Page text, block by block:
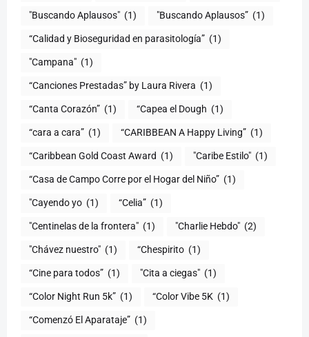
"Buscando Aplausos" (1) "Buscando Aplausos” (1)
(1)
"Campana" (1)
“Canciones Prestadas” by Laura Rivera (1)
“Canta Corazón” (1) “Capea el Dough (1)
“cara a cara” (1) “CARIBBEAN A Happy Living” (1)
(1) "Caribe Estilo" (1)
“Casa de Campo Corre por el Hogar del Niño” (1)
"Cayendo yo (1) (1)
"Centinelas de la frontera" (1) "Charlie Hebdo" (2)
"Chávez nuestro" (1) “Chespirito (1)
“Cine para todos” (1) "Cita a ciegas" (1)
“Color Night Run 5k” (1) “Color Vibe 5K (1)
“Comenzó El Aparataje” (1)